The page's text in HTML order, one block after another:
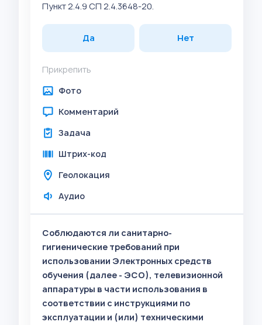
Пункт 2.4.9 СП 2.4.3648-20.
Да Нет
Прикрепить
Фото
Комментарий
Задача
Штрих-код
Геолокация
Аудио
Соблюдаются ли санитарно-
гигиенические требований при
использовании Электронных средств
обучения (далее - ЭСО), телевизионной
аппаратуры в части использования в
соответствии с инструкциями по
эксплуатации и (или) техническими